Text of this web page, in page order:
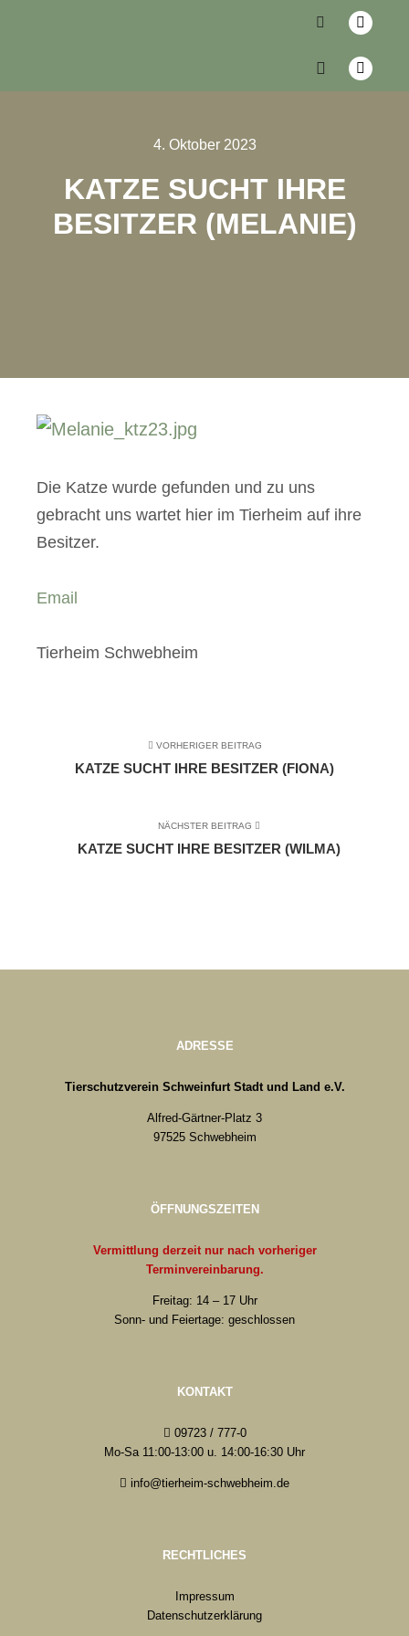
4. Oktober 2023
KATZE SUCHT IHRE
BESITZER (MELANIE)
Die Katze wurde gefunden und zu uns
gebracht uns wartet hier im Tierheim auf ihre
Besitzer.
Email
Tierheim Schwebheim
VORHERIGER BEITRAG
KATZE SUCHT IHRE BESITZER (FIONA)
NÄCHSTER BEITRAG
KATZE SUCHT IHRE BESITZER (WILMA)
ADRESSE
Tierschutzverein Schweinfurt Stadt und Land e.V.
Alfred-Gärtner-Platz 3
97525 Schwebheim
ÖFFNUNGSZEITEN
Vermittlung derzeit nur nach vorheriger
Terminvereinbarung.
Freitag: 14 – 17 Uhr
Sonn- und Feiertage: geschlossen
KONTAKT
09723 / 777-0
Mo-Sa 11:00-13:00 u. 14:00-16:30 Uhr
info@tierheim-schwebheim.de
RECHTLICHES
Impressum
Datenschutzerklärung